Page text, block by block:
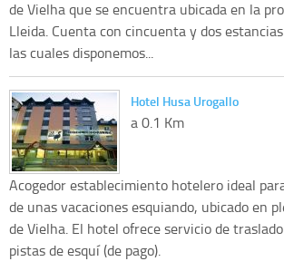
de Vielha que se encuentra ubicada en la
Lleida. Cuenta con cincuenta y dos
las cuales disponemos...
Hotel Husa Urogallo
a 0.1 Km
Acogedor establecimiento hotelero ideal
de unas vacaciones esquiando, ubicado en
de Vielha. El hotel ofrece servicio de
pistas de esquí (de pago).